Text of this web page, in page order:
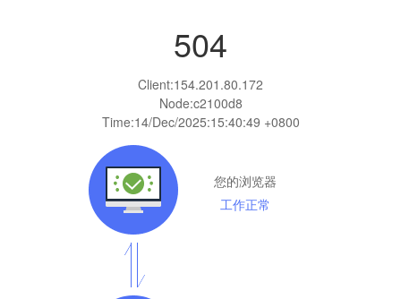
504
Client:154.201.80.172
Node:c2100d8
Time:14/Dec/2025:15:40:49 +0800
您的浏览器
工作正常